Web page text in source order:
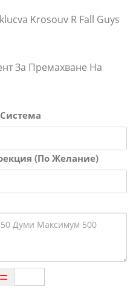
Krosouv R Fall Guys
За Премахване На
(По Желание)